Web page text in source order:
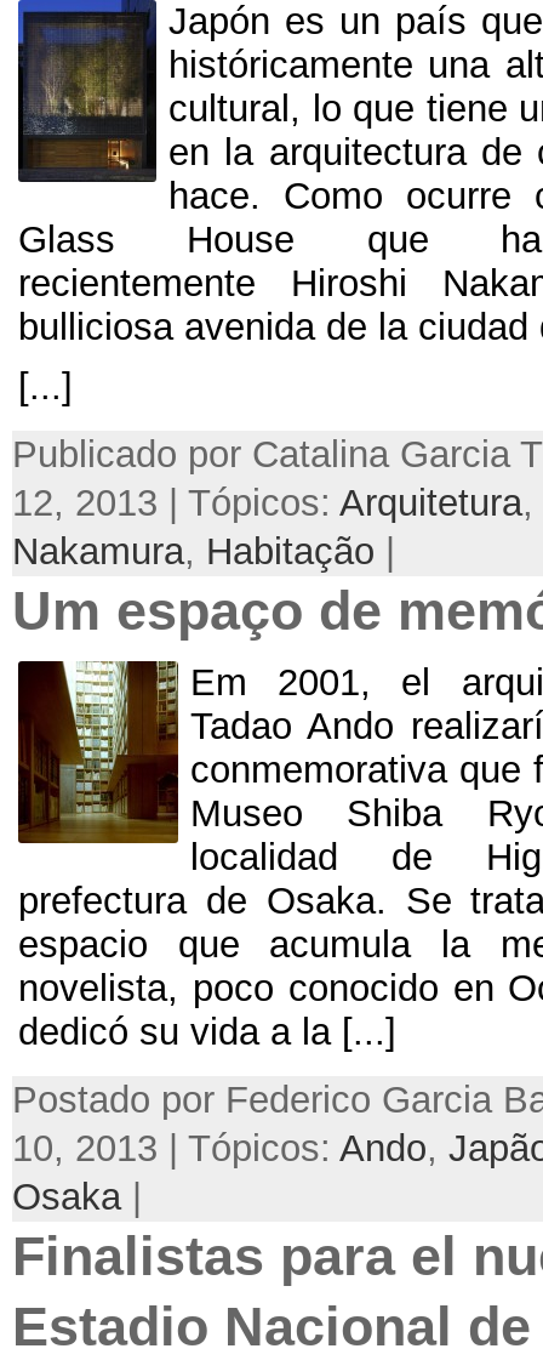
Japón es un país
históricamente una
cultural , lo que tiene
en la arquitectura de
hace. Como ocurre
Glass House que ha
recientemente Hiroshi
bulliciosa avenida de la
[...]
Publicado por Catalina Garcia
12, 2013 | Tópicos: Arquitetura,
Nakamura, Habitação |
Um espaço de
Em 2001, el
Tadao Ando
conmemorativa que
Museo Shiba
localidad de
prefectura de Osaka. Se
espacio que acumula la
novelista, poco conocido en
dedicó su vida a la[...]
Postado por Federico Garcia
10, 2013 | Tópicos: Ando,
Osaka|
Finalistas para el
Estadio Nacional